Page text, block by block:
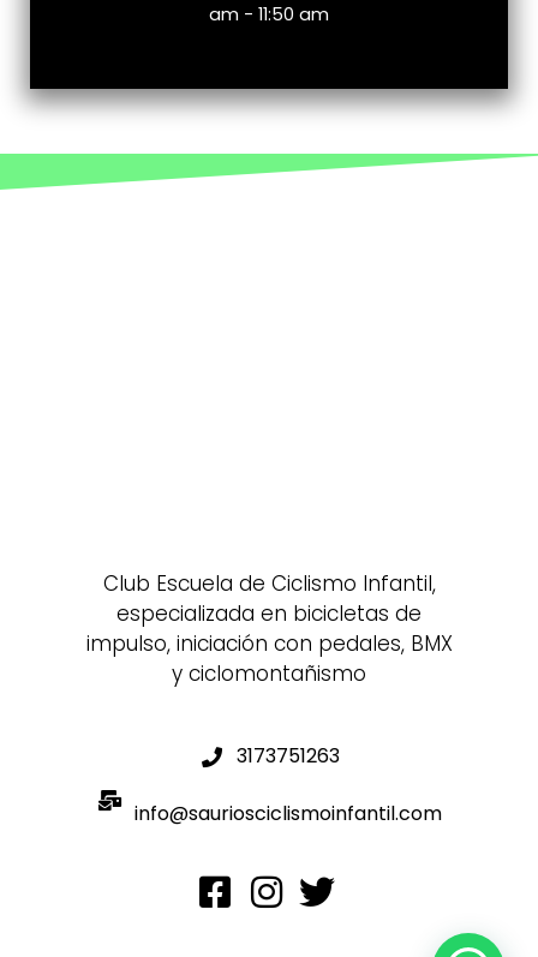
am - 11:50 am
Club Escuela de Ciclismo Infantil,
especializada en bicicletas de
impulso, iniciación con pedales, BMX
y ciclomontañismo
3173751263
info@sauriosciclismoinfantil.com